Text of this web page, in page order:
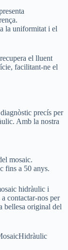
la uniformitat i el
el lluent
facilitant-ne el
precís per
Amb la nostra
mosaic.
fins a 50 anys.
hidràulic i
contactar-nos per
bellesa original del